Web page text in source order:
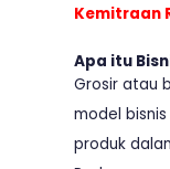
Kemitraan
Apa itu
Grosir atau
model
produk